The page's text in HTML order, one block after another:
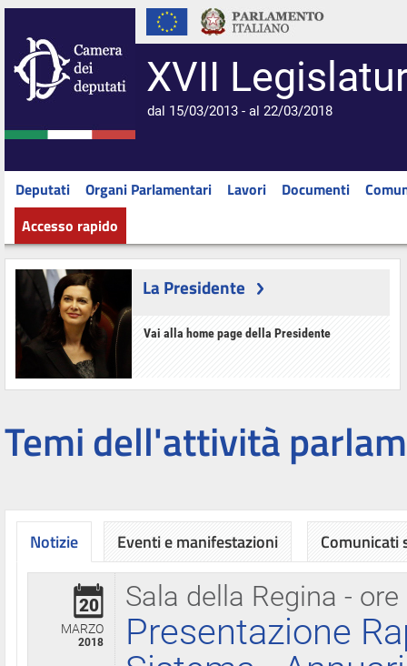
XVII
dal 15/03/2013 - al 22/03/2018
Deputati Organi Parlamentari Lavori Documenti
Accesso rapido
La Presidente
Vai alla home page della Presidente
Temi dell'attività
Notizie
Sala della Regina - ore
20
MARZO
2018
Presentazione
Eventi e manifestazioni Comunicati